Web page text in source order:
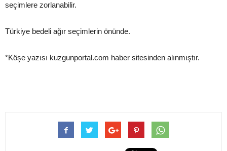
seçimlere zorlanabilir.
Türkiye bedeli ağır seçimlerin önünde.
*Köşe yazısı kuzgunportal.com haber sitesinden alınmıştır.